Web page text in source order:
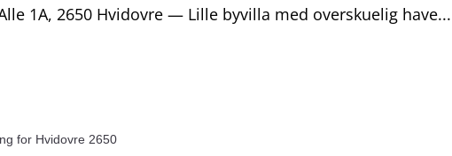
1A, 2650 Hvidovre — Lille byvilla med overskuelig have...